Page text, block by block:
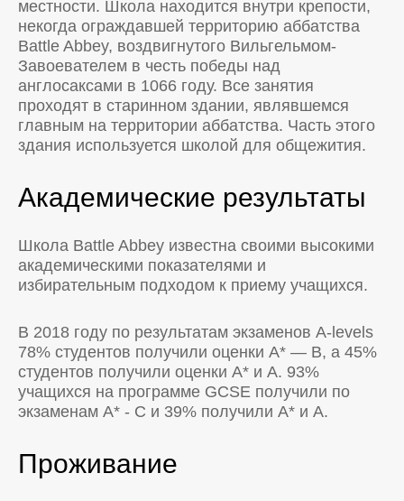
местности. Школа находится внутри крепости,
некогда ограждавшей территорию аббатства
Battle Abbey, воздвигнутого Вильгельмом-
Завоевателем в честь победы над
англосаксами в 1066 году. Все занятия
проходят в старинном здании, являвшемся
главным на территории аббатства. Часть этого
здания используется школой для общежития.
Академические результаты
Школа Battle Abbey известна своими высокими
академическими показателями и
избирательным подходом к приему учащихся.
В 2018 году по результатам экзаменов A-levels
78% студентов получили оценки A* — В, а 45%
студентов получили оценки A* и А. 93%
учащихся на программе GCSE получили по
экзаменам A* - С и 39% получили A* и А.
Проживание